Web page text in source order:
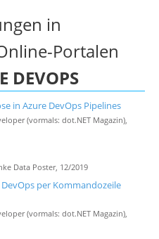
in
Portalen
DEVOPS
in Azure DevOps Pipelines
(vormals: dot.NET Magazin),
Data Poster, 12/2019
per Kommandozeile
(vormals: dot.NET Magazin),